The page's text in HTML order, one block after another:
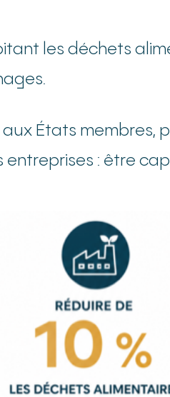
les déchets
États membres,
entreprises : être